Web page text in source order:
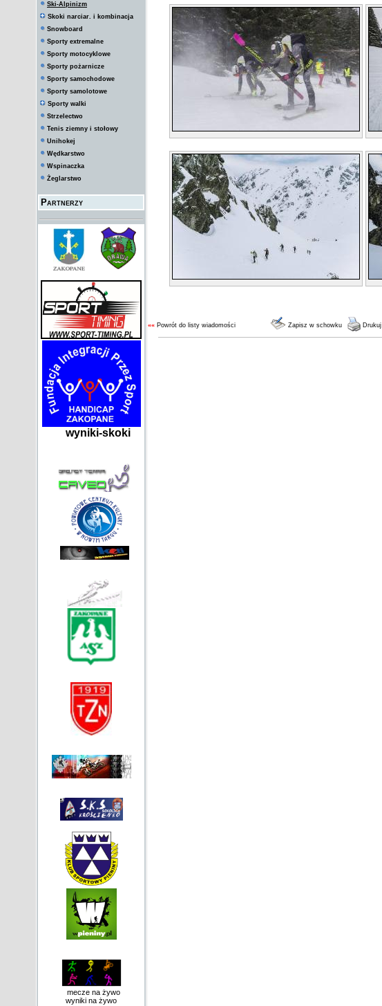
Ski-Alpinizm
Skoki narciar. i kombinacja
Snowboard
Sporty extremalne
Sporty motocyklowe
Sporty pożarnicze
Sporty samochodowe
Sporty samolotowe
Sporty walki
Strzelectwo
Tenis ziemny i stołowy
Unihokej
Wędkarstwo
Wspinaczka
Żeglarstwo
Partnerzy
wyniki-skoki
mecze na żywo
wyniki na żywo
«« Powrót do listy wiadomości Zapisz w schowku Drukuj